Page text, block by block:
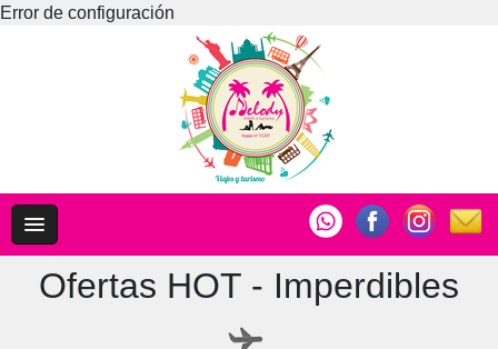
Error de configuración
Ofertas HOT - Imperdibles